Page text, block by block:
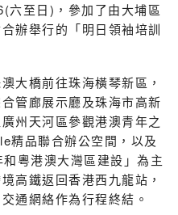
六至日)，參加了由大埔區
辦舉行的「明日領袖培訓
大橋前往珠海橫琴新區，
管廊展示廳及珠海市高新
州天河區參觀港澳青年之
品聯合辦公空間，以及
粵港澳大灣區建設」為主
高鐵返回香港西九龍站，
通網絡作為行程終結。